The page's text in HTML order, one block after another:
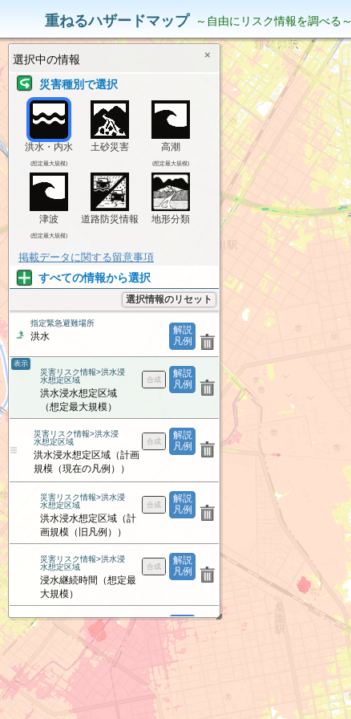
重ねるハザードマップ ～自由にリスク情報を調べる～
災害リスク情報
選択中の情報 ×
災害種別で選択
洪水・内水
(想定最大規模)
土砂災害 高潮
(想定最大規模)
津波
(想定最大規模)
道路防災情報 地形分類
掲載データに関する留意事項
すべての情報から選択
選択情報のリセット
解説
凡例
指定緊急避難場所
洪水
解説
凡例
表示
災害リスク情報>洪水浸
水想定区域
洪水浸水想定区域
（想定最大規模）
解説
凡例
災害リスク情報>洪水浸
水想定区域
洪水浸水想定区域（計画
規模（現在の凡例））
解説
凡例
災害リスク情報>洪水浸
水想定区域
洪水浸水想定区域（計
画規模（旧凡例））
解説
凡例
災害リスク情報>洪水浸
水想定区域
浸水継続時間（想定最
大規模）
解説
凡例
災害リスク情報>洪水浸
水想定区域
家屋倒壊等氾濫想定区
域（氾濫流）
災害リスク情報>洪水浸
水想定区域
家屋倒壊等氾濫想定区